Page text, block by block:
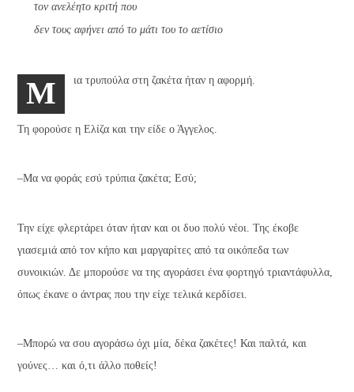
τον ανελέητο κριτή που
δεν τους αφήνει από το μάτι του το αετίσιο
M ια τρυπούλα στη ζακέτα ήταν η αφορμή.
Τη φορούσε η Ελίζα και την είδε ο Άγγελος.
–Μα να φοράς εσύ τρύπια ζακέτα; Εσύ;
Την είχε φλερτάρει όταν ήταν και οι δυο πολύ νέοι. Της έκοβε
γιασεμιά από τον κήπο και μαργαρίτες από τα οικόπεδα των
συνοικιών. Δε μπορούσε να της αγοράσει ένα φορτηγό τριαντάφυλλα,
όπως έκανε ο άντρας που την είχε τελικά κερδίσει.
–Μπορώ να σου αγοράσω όχι μία, δέκα ζακέτες! Και παλτά, και
γούνες… και ό,τι άλλο ποθείς!